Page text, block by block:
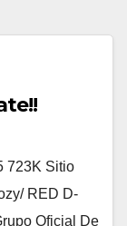
723K Sitio
RED D-
Oficial De